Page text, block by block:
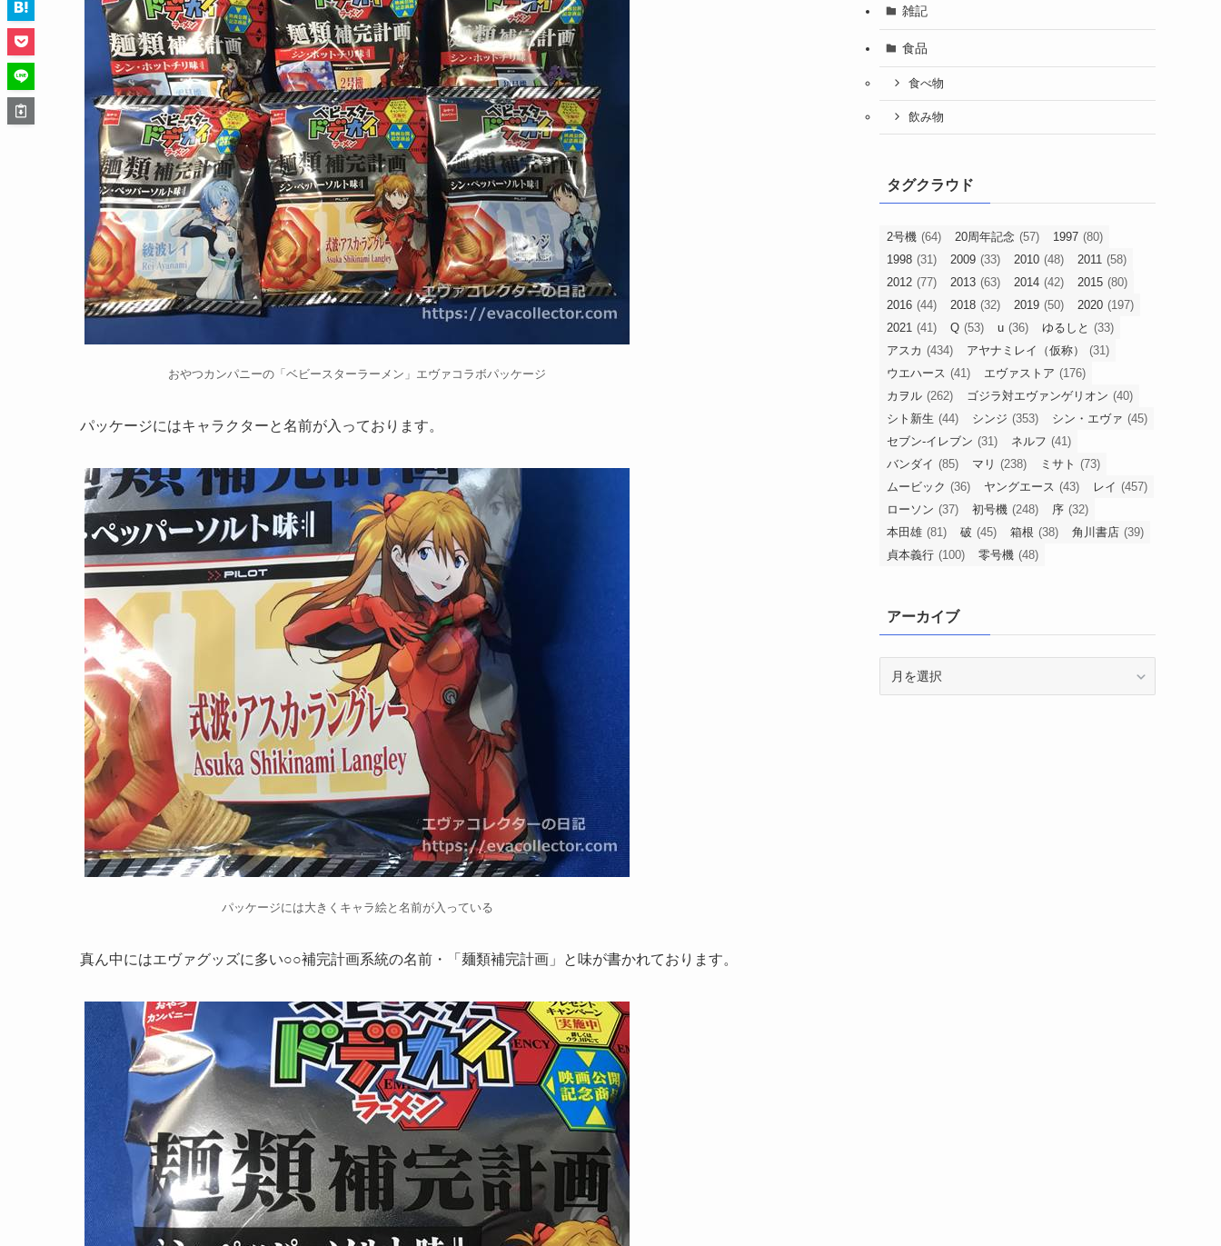
おやつカンパニーの「ベビースターラーメン」エヴァコラボパッケージ
パッケージにはキャラクターと名前が入っております。
パッケージには大きくキャラ絵と名前が入っている
真ん中にはエヴァグッズに多い○○補完計画系統の名前・「麺類補完計画」と味が書かれております。
雑記
食品
食べ物
飲み物
タグクラウド
2号機 (64) 20周年記念 (57) 1997 (80)
1998 (31) 2009 (33) 2010 (48) 2011 (58)
2012 (77) 2013 (63) 2014 (42) 2015 (80)
2016 (44) 2018 (32) 2019 (50) 2020 (197)
2021 (41) Q (53) u (36) ゆるしと (33)
アスカ (434) アヤナミレイ（仮称）
(31)
ウエハース (41) エヴァストア (176)
カヲル (262) ゴジラ対エヴァンゲリオン (40)
シト新生 (44) シンジ (353) シン・エヴァ (45)
セブン-イレブン (31) ネルフ (41)
バンダイ (85) マリ (238) ミサト (73)
ムービック (36) ヤングエース (43) レイ (457)
ローソン (37) 初号機 (248) 序 (32)
本田雄 (81) 破 (45) 箱根 (38) 角川書店 (39)
貞本義行 (100) 零号機 (48)
アーカイブ